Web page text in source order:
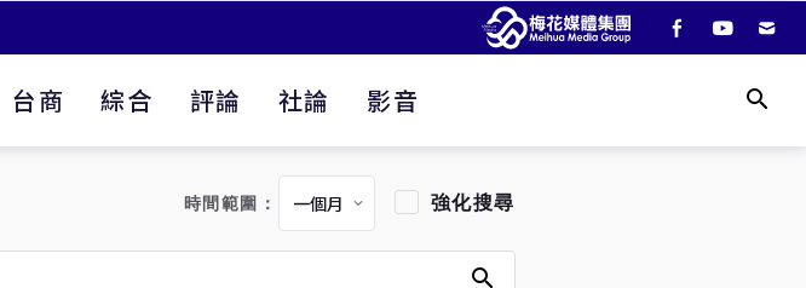
台商 綜合 評論 社論 影音
時間範圍： 強化搜尋